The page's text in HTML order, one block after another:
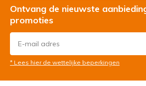
Ontvang de nieuwste
promoties
* Lees hier de wettelijke beperkingen